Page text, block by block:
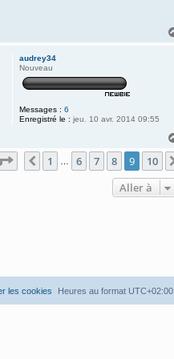
audrey34
Nouveau
Messages : 6
Enregistré le : jeu. 10 avr. 2014 09:55
Page sur10
Précédente
1 6 7 8 9 10
Aller à
Heures au format UTC+02:00
les cookies